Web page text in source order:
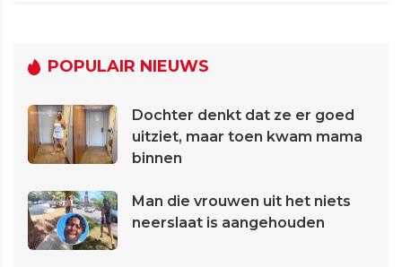
POPULAIR NIEUWS
Dochter denkt dat ze er goed
uitziet, maar toen kwam mama
binnen
Man die vrouwen uit het niets
neerslaat is aangehouden